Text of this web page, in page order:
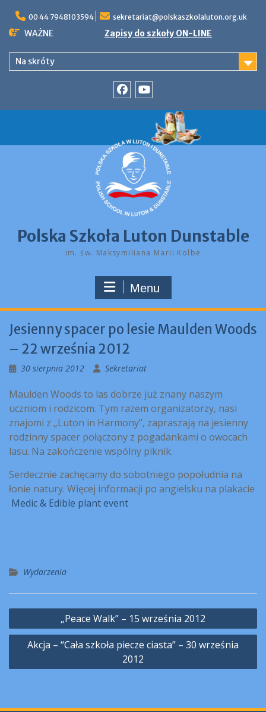
content
00 44 7948103594 sekretariat@polskaszkolaluton.org.uk
WAŻNE Zapisy do szkoły ON-LINE
Na skróty
Polska Szkoła Luton Dunstable
im. św. Maksymiliana Marii Kolbe
Menu
Jesienny spacer po lesie Maulden Woods
– 22 września 2012
30 sierpnia 2012 Sekretariat
Maulden Woods to las dobrze już znany naszym
uczniom i rodzicom. Tym razem organizatorzy, nasi
znajomi z „Luton in Harmony”, zapraszają na jesienny
rodzinny spacer połączony z pogadankami o owocach
lasu. Na zakończenie wspólny piknik.
Serdecznie zachęcamy do sobotniego popołudnia na
łonie natury. Więcej informacji po angielsku na plakacie
Medic & Edible plant event
Wydarzenia
Nawigacja
wpisu
„Peace Walk” – 15 września 2012
Akcja – “Cała szkoła piecze ciasta” – 30 września
2012